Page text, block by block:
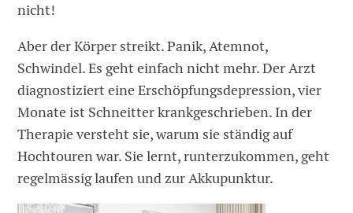
nicht!
Aber der Körper streikt. Panik, Atemnot,
Schwindel. Es geht einfach nicht mehr. Der Arzt
diagnostiziert eine Erschöpfungsdepression, vier
Monate ist Schneitter krankgeschrieben. In der
Therapie versteht sie, warum sie ständig auf
Hochtouren war. Sie lernt, runterzukommen, geht
regelmässig laufen und zur Akkupunktur.